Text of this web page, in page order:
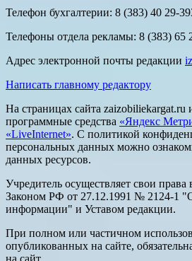
Телефон бухгалтерии: 8 (383) 40 29-
Телефоны отдела рекламы: 8 (383) 65
Адрес электронной почты редакции
Написать главному редактору
На страницах сайта zaizobiliekargat.ru
программные средства «Яндекс
«LiveInternet». С политикой
персональных данных можно
данных ресурсов.
Учредитель осуществляет свои права
Законом РФ от 27.12.1991 № 2124-1
информации" и Уставом редакции.
При полном или частичном
опубликованных на сайте,
на сайт